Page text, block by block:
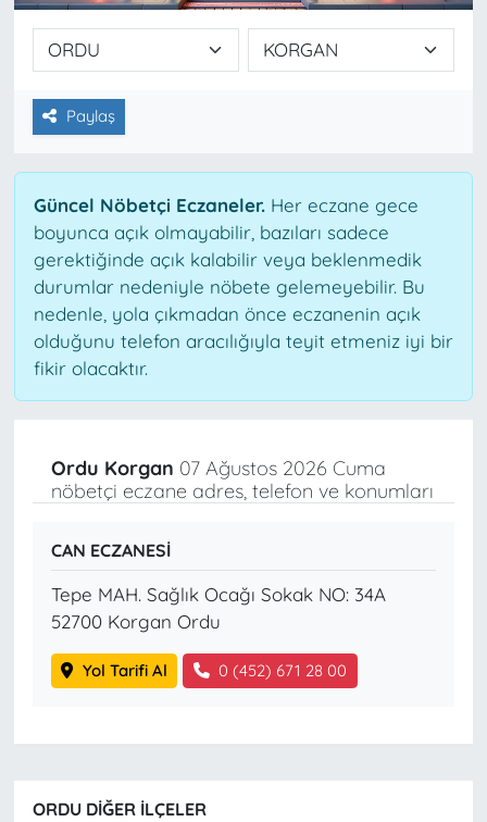
Paylaş
Güncel Nöbetçi Eczaneler.Her eczane gece
boyunca açık olmayabilir, bazıları sadece
gerektiğinde açık kalabilir veya beklenmedik
durumlar nedeniyle nöbete gelemeyebilir. Bu
nedenle, yola çıkmadan önce eczanenin açık
olduğunu telefon aracılığıyla teyit etmeniz iyi bir
fikir olacaktır.
Ordu Korgan 07 Ağustos 2026 Cuma
nöbetçi eczane adres, telefon ve konumları
CAN ECZANESİ
Tepe MAH. Sağlık Ocağı Sokak NO: 34A
52700 Korgan Ordu
Yol Tarifi Al 0 (452) 671 28 00
ORDU DIĞER İLÇELER